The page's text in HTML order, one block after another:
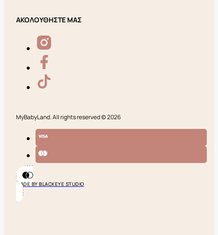
ΑΚΟΛΟΥΘΗΣΤΕ ΜΑΣ
MyBabyLand. All rights reserved © 2026
MADE BY BLACKEYE STUDIO